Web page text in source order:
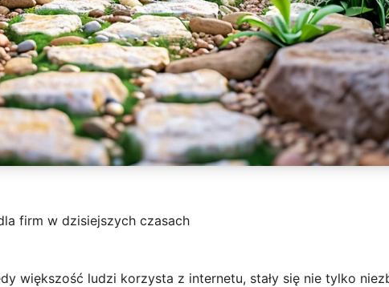
firm w dzisiejszych czasach
większość ludzi korzysta z internetu, stały się nie tylko